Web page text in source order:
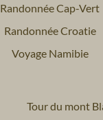
Randonnée Cap-Vert
Randonnée Croatie
Voyage Namibie
Tour du mont